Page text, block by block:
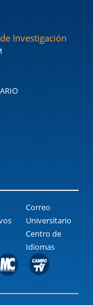
Investigación
Correo
Universitario
Centro de
Idiomas